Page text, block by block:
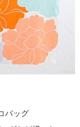
バッグ